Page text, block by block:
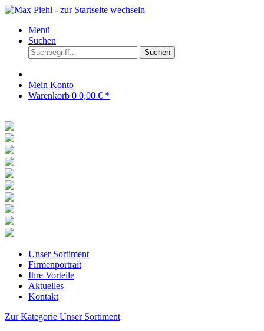
Menü
Suchen
Suchen
Mein Konto
Warenkorb 0 0,00 € *
Unser Sortiment
Firmenportrait
Ihre Vorteile
Aktuelles
Kontakt
Zur Kategorie Unser Sortiment